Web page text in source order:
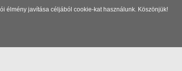
élmény javítása céljából cookie-kat használunk. Köszönjük!